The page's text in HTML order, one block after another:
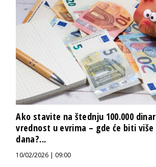
Ako stavite na štednju 100.000
vrednost u evrima – gde će biti
dana?...
10/02/2026 | 09:00